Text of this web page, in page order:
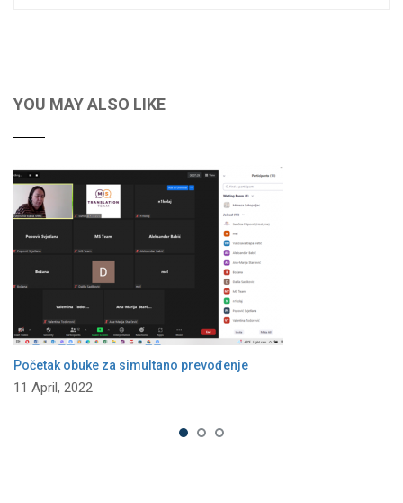
YOU MAY ALSO LIKE
Početak obuke za simultano prevođenje
11 April, 2022